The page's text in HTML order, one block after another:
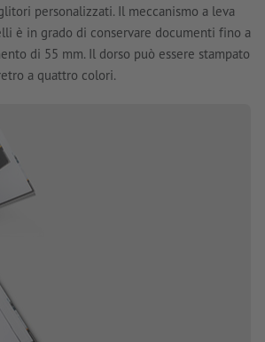
personalizzati. Il meccanismo a leva
è in grado di conservare documenti fino a
di 55 mm. Il dorso può essere stampato
a quattro colori.